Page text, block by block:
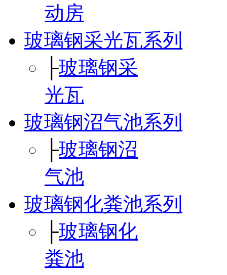
动房
玻璃钢采光瓦系列
├玻璃钢采
光瓦
玻璃钢沼气池系列
├玻璃钢沼
气池
玻璃钢化粪池系列
├玻璃钢化
粪池